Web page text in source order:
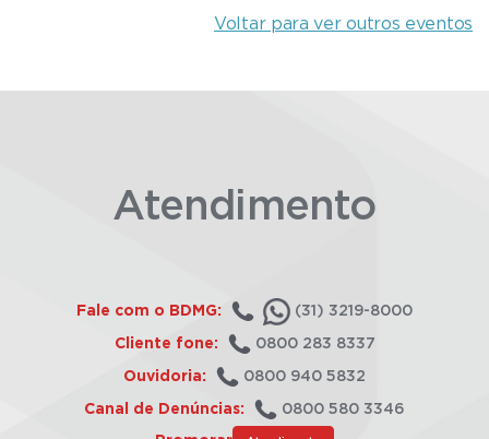
Voltar para ver outros eventos
Atendimento
Fale com o BDMG: (31) 3219-8000
Cliente fone: 0800 283 8337
Ouvidoria: 0800 940 5832
Canal de Denúncias: 0800 580 3346